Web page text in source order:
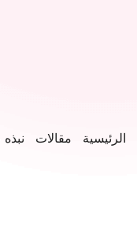
الرئيسية مقالات نبذه